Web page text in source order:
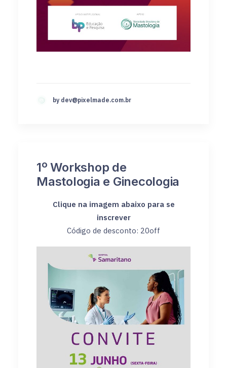
by dev@pixelmade.com.br
1º Workshop de
Mastologia e Ginecologia
Clique na imagem abaixo para se
inscrever
Código de desconto: 20off